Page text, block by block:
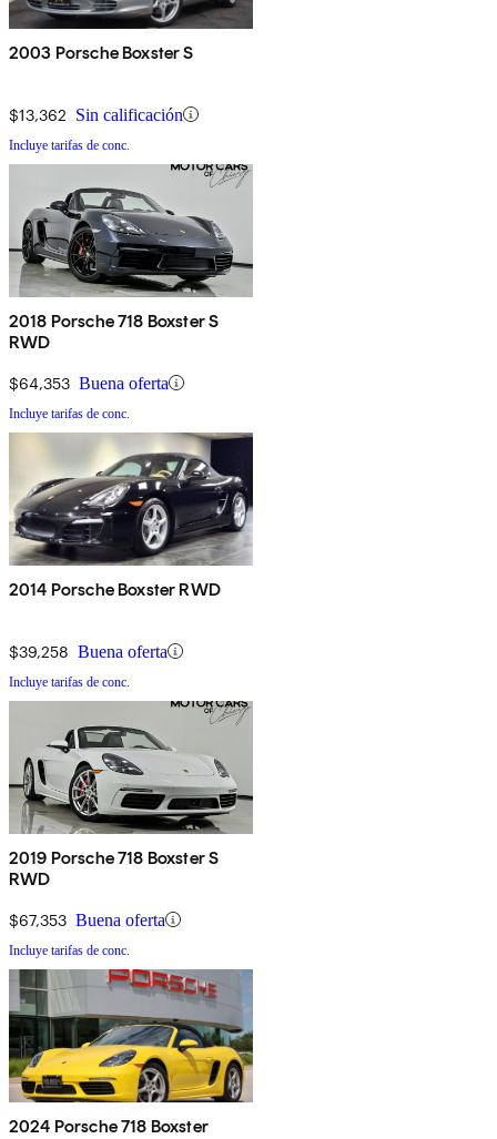
2003 Porsche Boxster S
$13,362 Sin calificación
Incluye tarifas de conc.
2018 Porsche 718 Boxster S
RWD
$64,353 Buena oferta
Incluye tarifas de conc.
2014 Porsche Boxster RWD
$39,258 Buena oferta
Incluye tarifas de conc.
2019 Porsche 718 Boxster S
RWD
$67,353 Buena oferta
Incluye tarifas de conc.
2024 Porsche 718 Boxster